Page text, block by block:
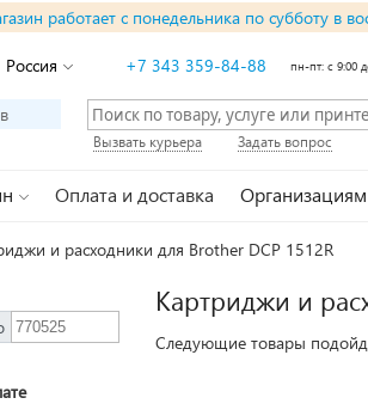
работает с понедельника по субботу в
Россия +7 343 359-84-88 пн-пт: с 9:00
Вызвать курьера Задать вопрос
Оплата и доставка Организациям
и расходники для Brother DCP 1512R
Картриджи и
Следующие товары